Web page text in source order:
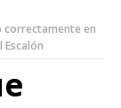
correctamente en